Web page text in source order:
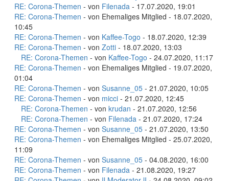
RE: Corona-Themen - von Filenada - 17.07.2020, 19:01
RE: Corona-Themen - von Ehemaliges Mitglied - 18.07.2020,
10:45
RE: Corona-Themen - von Kaffee-Togo - 18.07.2020, 12:39
RE: Corona-Themen - von Zotti - 18.07.2020, 13:03
RE: Corona-Themen - von Kaffee-Togo - 24.07.2020, 11:17
RE: Corona-Themen - von Ehemaliges Mitglied - 19.07.2020,
01:04
RE: Corona-Themen - von Susanne_05 - 21.07.2020, 10:05
RE: Corona-Themen - von micci - 21.07.2020, 12:45
RE: Corona-Themen - von krudan - 21.07.2020, 12:56
RE: Corona-Themen - von Filenada - 21.07.2020, 17:24
RE: Corona-Themen - von Susanne_05 - 21.07.2020, 13:50
RE: Corona-Themen - von Ehemaliges Mitglied - 25.07.2020,
11:09
RE: Corona-Themen - von Susanne_05 - 04.08.2020, 16:00
RE: Corona-Themen - von Filenada - 21.08.2020, 19:27